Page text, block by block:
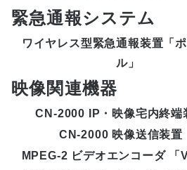
緊急通報システム
ワイヤレス型緊急通報装置「
ル」
映像関連機器
CN-2000 IP・映像宅内終端
CN-2000 映像送信装置
MPEG-2 ビデオエンコーダ 「